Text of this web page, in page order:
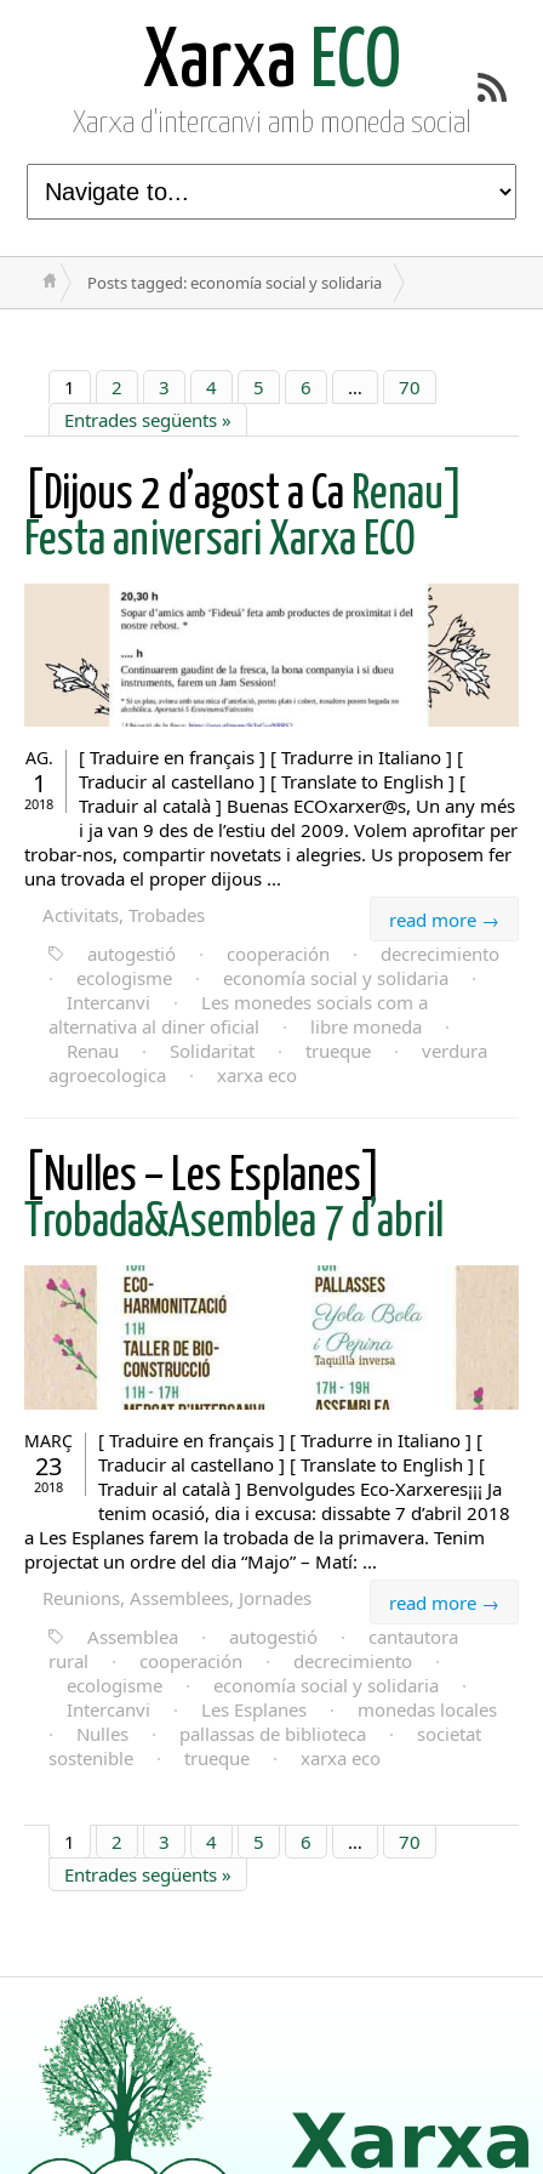
Xarxa ECO
Xarxa d'intercanvi amb moneda social
Posts tagged: economía social y solidaria
1 2 3 4 5 6 …
70
Entrades següents »
[Dijous 2 d’agost a Ca Renau]
Festa aniversari Xarxa ECO
AG.
1
2018
[ Traduire en français ] [ Tradurre in Italiano ] [
Traducir al castellano ] [ Translate to English ] [
Traduir al català ] Buenas ECOxarxer@s, Un any més
i ja van 9 des de l’estiu del 2009. Volem aprofitar per
trobar-nos, compartir novetats i alegries. Us proposem fer
una trovada el proper dijous ...
read more →
Activitats, Trobades
autogestió
· cooperación ·
decrecimiento
·
ecologisme · economía social y solidaria
·
Intercanvi
·
Les monedes socials com a
alternativa al diner oficial
· libre moneda
·
Renau
· Solidaritat · trueque ·
verdura
agroecologica
· xarxa eco
[Nulles – Les Esplanes]
Trobada&Asemblea 7 d’abril
MARÇ
23
2018
[ Traduire en français ] [ Tradurre in Italiano ] [
Traducir al castellano ] [ Translate to English ] [
Traduir al català ] Benvolgudes Eco-Xarxeres¡¡¡ Ja
tenim ocasió, dia i excusa: dissabte 7 d’abril 2018
a Les Esplanes farem la trobada de la primavera. Tenim
projectat un ordre del dia “Majo” – Matí: ...
read more →
Reunions, Assemblees, Jornades
Assemblea
· autogestió ·
cantautora
rural
· cooperación · decrecimiento
·
ecologisme
· economía social y solidaria
·
Intercanvi
· Les Esplanes ·
monedas locales
·
Nulles · pallassas de biblioteca ·
societat
sostenible
· trueque · xarxa eco
1 2 3 4 5 6 …
70
Entrades següents »